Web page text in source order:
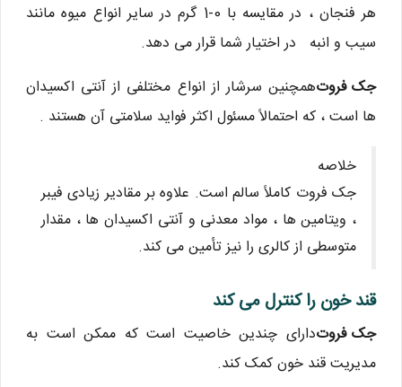
هر فنجان ، در مقایسه با 0-1 گرم در سایر انواع میوه مانند
سیب و انبه در اختیار شما قرار می دهد.
جک فروتهمچنین سرشار از انواع مختلفی از آنتی اکسیدان
ها است ، که احتمالاً مسئول اکثر فواید سلامتی آن هستند .
خلاصه
جک فروت کاملاً سالم است. علاوه بر مقادیر زیادی فیبر
، ویتامین ها ، مواد معدنی و آنتی اکسیدان ها ، مقدار
متوسطی از کالری را نیز تأمین می کند.
قند خون را کنترل می کند
جک فروتدارای چندین خاصیت است که ممکن است به
مدیریت قند خون کمک کند.